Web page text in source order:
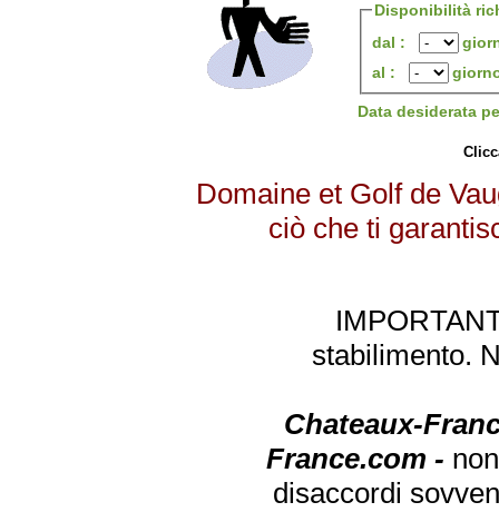
Disponibilità
dal :
al :
Data desiderata
Domaine et Golf de
ciò che ti
stabilimento.
Chateaux-
France.com -
disaccordi